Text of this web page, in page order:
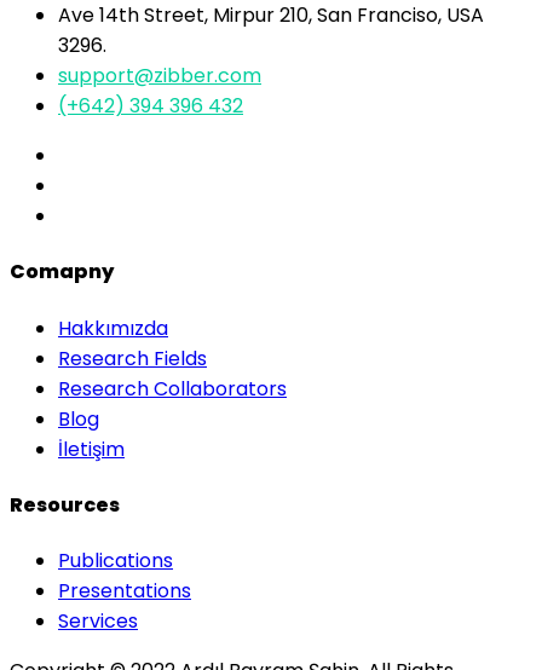
Ave 14th Street, Mirpur 210, San Franciso, USA
3296.
support@zibber.com
(+642) 394 396 432
Comapny
Hakkımızda
Research Fields
Research Collaborators
Blog
İletişim
Resources
Publications
Presentations
Services